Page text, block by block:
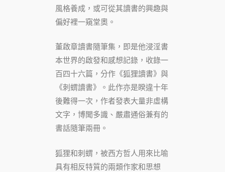
風格養成，或可從其讀書的興趣與
偏好裡一窺堂奧。
董啟章讀書隨筆集，即是他浸淫書
本世界的啟發和感想記錄，收錄一
百四十六篇，分作《狐狸讀書》與
《刺蝟讀書》。此作亦是睽違十年
後難得一次，作者發表大量非虛構
文字，博聞多識、嚴肅通俗兼有的
書話隨筆兩冊。
狐狸和刺蝟，被西方哲人用來比喻
具有相反特質的兩類作家和思想